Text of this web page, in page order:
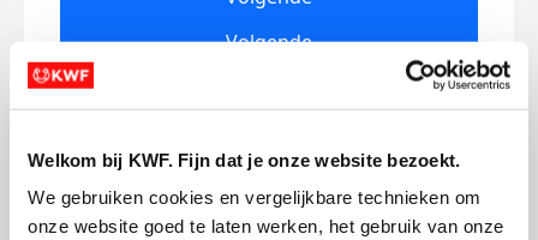
Welkom bij KWF. Fijn dat je onze website bezoekt.
We gebruiken cookies en vergelijkbare technieken om
onze website goed te laten werken, het gebruik van onze
Volgende